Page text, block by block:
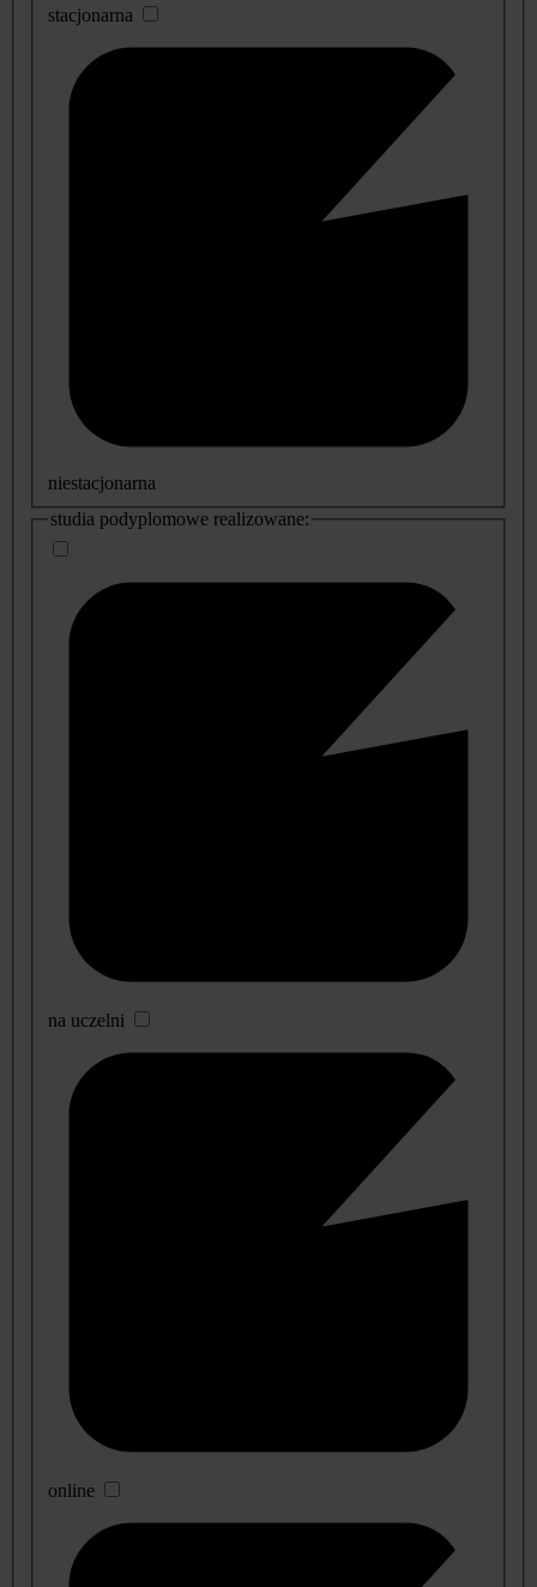
stacjonarna
niestacjonarna
studia podyplomowe realizowane:
na uczelni
online